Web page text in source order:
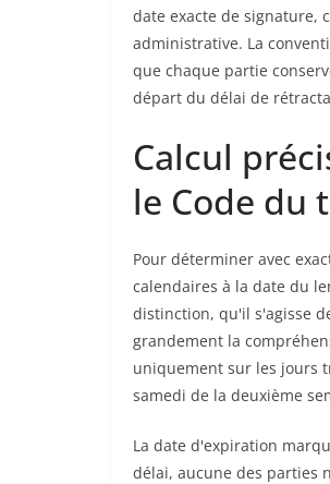
date exacte de signature,
administrative. La
que chaque partie
départ du délai de
Calcul
le Code du
Pour déterminer avec
calendaires à la date du
distinction, qu'il s'agisse
grandement la
uniquement sur les jours
samedi de la deuxième
La date d'expiration
délai, aucune des parties